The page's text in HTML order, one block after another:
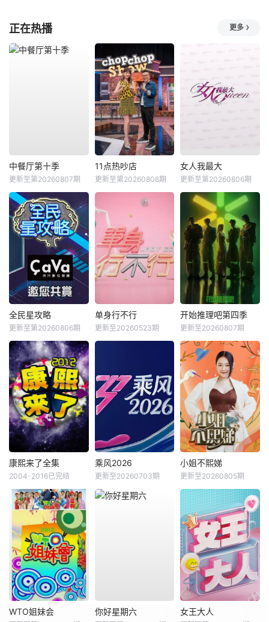
正在热播 更多
中餐厅第十季
更新至第20260807期
11点热吵店
更新至第20260806期
女人我最大
更新至第20260806期
全民星攻略
更新至第20260806期
单身行不行
更新至20260523期
开始推理吧第四季
更新至20260807期
康熙来了全集
2004-2016已完结
乘风2026
更新至20260703期
小姐不熙娣
更新至20260805期
WTO姐妹会 你好星期六 女王大人